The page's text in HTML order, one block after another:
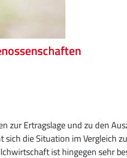
zur Ertragslage und zu den
die Situation im Vergleich
ist hingegen sehr